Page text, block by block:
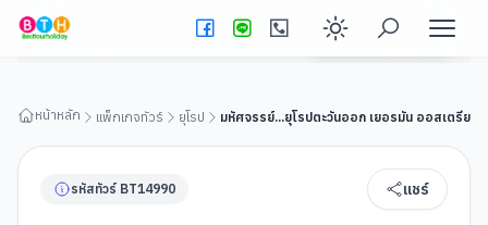
Enable dark
ฮังการี กรุ๊ป 10 ท่าน
ดูรายละเอียดทัวร์
หน้าหลัก แพ็กเกจทัวร์ ยุโรป มหัศจรรย์...ยุโรปตะวันออก เยอรมัน ออสเตรีย เ
รหัสทัวร์ BT14990 แชร์